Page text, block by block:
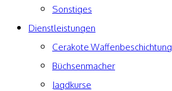
Sonstiges
Dienstleistungen
Cerakote Waffenbeschichtung
Büchsenmacher
Jagdkurse